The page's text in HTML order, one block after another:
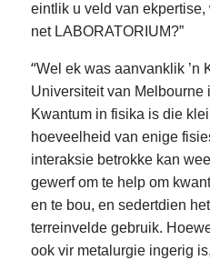
eintlik u veld van
net LABORATORIUM?”
“Wel ek was aanvanklik ’n
Universiteit van Melbourne
Kwantum in fisika is die
hoeveelheid van enige
interaksie betrokke kan
gewerf om te help om
en te bou, en sedertdien
terreinvelde gebruik.
ook vir metalurgie ingerig